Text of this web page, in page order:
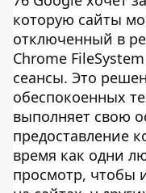
которую сайты
отключенный в
Chrome
сеансы. Это
обеспокоенных
выполняет свою
предоставление
время как одни
просмотр, чтобы